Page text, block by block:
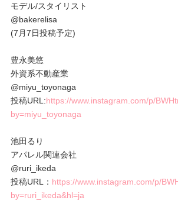
モデル/スタイリスト
@bakerelisa
(7月7日投稿予定)
豊永美悠
外資系不動産業
@miyu_toyonaga
投稿URL:https://www.instagram.com/p/
by=miyu_toyonaga
池田るり
アパレル関連会社
@ruri_ikeda
投稿URL： https://www.instagram.com/p/
by=ruri_ikeda&hl=ja